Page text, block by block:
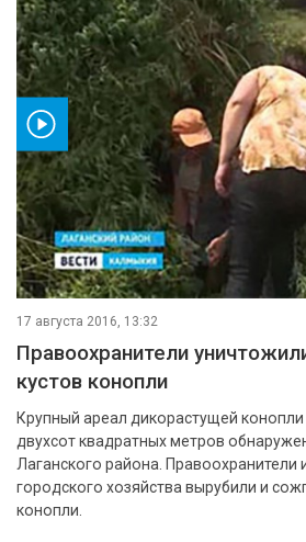
17 августа 2016, 13:32
Правоохранители
кустов конопли
Крупный ареал дикорастущей
двухсот квадратных метров
Лаганского района. Правоохранители
городского хозяйства вырубили и
конопли.